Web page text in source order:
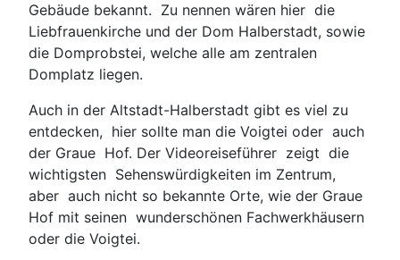
Gebäude bekannt. Zu nennen wären hier die
Liebfrauenkirche und der Dom Halberstadt, sowie
die Domprobstei, welche alle am zentralen
Domplatz liegen.
Auch in der Altstadt-Halberstadt gibt es viel zu
entdecken, hier sollte man die Voigtei oder auch
der Graue Hof. Der Videoreiseführer zeigt die
wichtigsten Sehenswürdigkeiten im Zentrum,
aber auch nicht so bekannte Orte, wie der Graue
Hof mit seinen wunderschönen Fachwerkhäusern
oder die Voigtei.